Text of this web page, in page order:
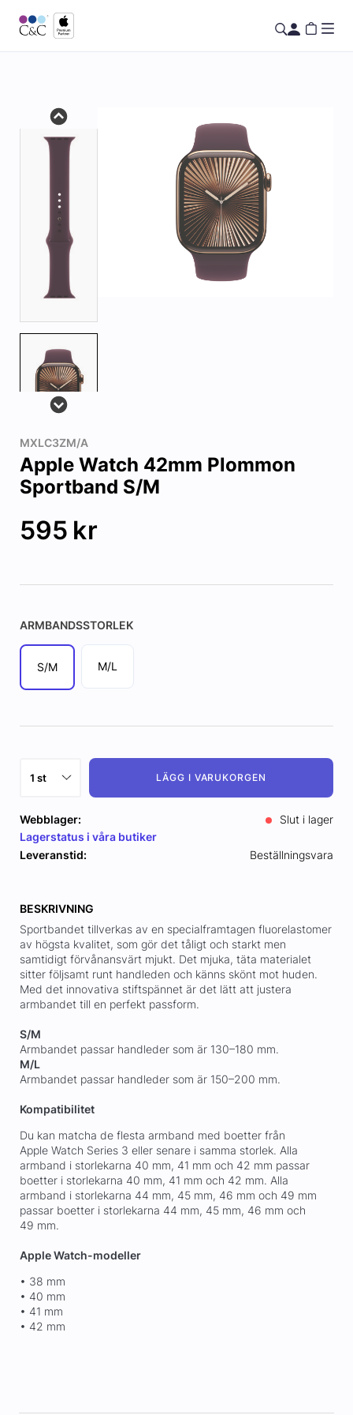
MXLC3ZM/A
Apple Watch 42mm Plommon
Sportband S/M
595 kr
ARMBANDSSTORLEK
S/M M/L
LÄGG I VARUKORGEN
Webblager:
Slut i lager
Lagerstatus i våra butiker
Leveranstid:
Beställningsvara
BESKRIVNING
Sportbandet tillverkas av en specialframtagen fluorelastomer
av högsta kvalitet, som gör det tåligt och starkt men
samtidigt förvånansvärt mjukt. Det mjuka, täta materialet
sitter följsamt runt handleden och känns skönt mot huden.
Med det innovativa stiftspännet är det lätt att justera
armbandet till en perfekt passform.
S/M
Armbandet passar handleder som är 130–180 mm.
M/L
Armbandet passar handleder som är 150–200 mm.
Kompatibilitet
Du kan matcha de flesta armband med boetter från
Apple Watch Series 3 eller senare i samma storlek. Alla
armband i storlekarna 40 mm, 41 mm och 42 mm passar
boetter i storlekarna 40 mm, 41 mm och 42 mm. Alla
armband i storlekarna 44 mm, 45 mm, 46 mm och 49 mm
passar boetter i storlekarna 44 mm, 45 mm, 46 mm och
49 mm.
Apple Watch-modeller
• 38 mm
• 40 mm
• 41 mm
• 42 mm